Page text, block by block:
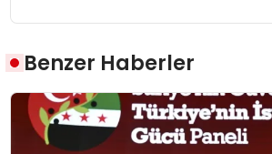
Benzer Haberler